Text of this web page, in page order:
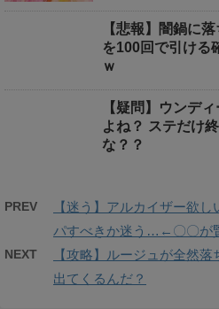
【悲報】闇鍋に
を100回で引ける
ｗ
【疑問】ウンデ
よね？ ステだけ
な？？
PREV
【迷う】アルカイザー欲
パすべきか迷う…←〇〇が
NEXT
【攻略】ルージュが全然
出てくるんだ？